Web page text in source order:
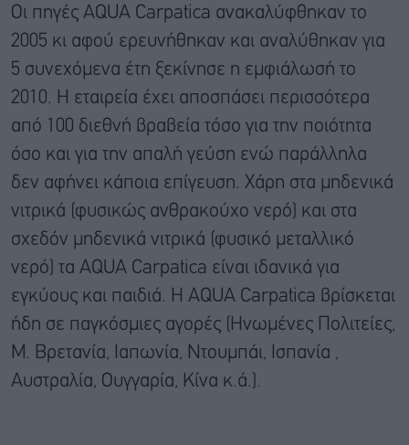
Οι πηγές AQUA Carpatica ανακαλύφθηκαν το
2005 κι αφού ερευνήθηκαν και αναλύθηκαν για
5 συνεχόμενα έτη ξεκίνησε η εμφιάλωσή το
2010. H εταιρεία έχει αποσπάσει περισσότερα
από 100 διεθνή βραβεία τόσο για την ποιότητα
όσο και για την απαλή γεύση ενώ παράλληλα
δεν αφήνει κάποια επίγευση. Χάρη στα μηδενικά
νιτρικά (φυσικώς ανθρακούχο νερό) και στα
σχεδόν μηδενικά νιτρικά (φυσικό μεταλλικό
νερό) τα AQUA Carpatica είναι ιδανικά για
εγκύους και παιδιά. Η AQUA Carpatica βρίσκεται
ήδη σε παγκόσμιες αγορές (Ηνωμένες Πολιτείες,
Μ. Βρετανία, Ιαπωνία, Ντουμπάι, Ισπανία ,
Αυστραλία, Ουγγαρία, Κίνα κ.ά.).